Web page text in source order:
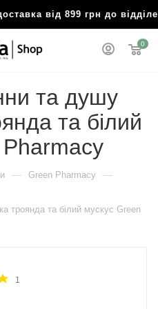
від 899 грн до
0
та душу
та білий
— Green Pharmacy —
троянда та білий мускус Green
1